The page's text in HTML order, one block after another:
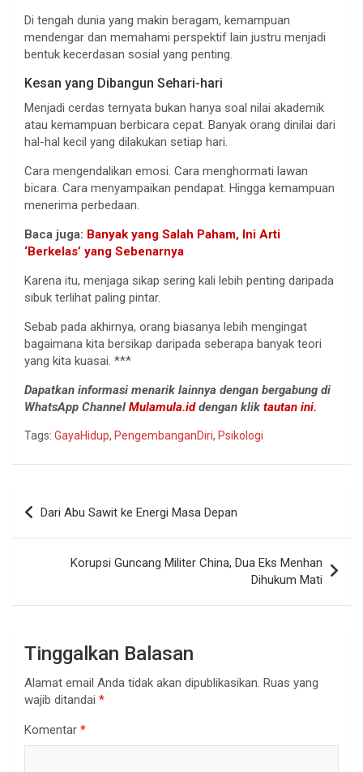
Di tengah dunia yang makin beragam, kemampuan
mendengar dan memahami perspektif lain justru menjadi
bentuk kecerdasan sosial yang penting.
Kesan yang Dibangun Sehari-hari
Menjadi cerdas ternyata bukan hanya soal nilai akademik
atau kemampuan berbicara cepat. Banyak orang dinilai dari
hal-hal kecil yang dilakukan setiap hari.
Cara mengendalikan emosi. Cara menghormati lawan
bicara. Cara menyampaikan pendapat. Hingga kemampuan
menerima perbedaan.
Baca juga: Banyak yang Salah Paham, Ini Arti
‘Berkelas’ yang Sebenarnya
Karena itu, menjaga sikap sering kali lebih penting daripada
sibuk terlihat paling pintar.
Sebab pada akhirnya, orang biasanya lebih mengingat
bagaimana kita bersikap daripada seberapa banyak teori
yang kita kuasai. ***
Dapatkan informasi menarik lainnya dengan bergabung di
WhatsApp Channel Mulamula.iddengan klik tautan ini.
Tags: GayaHidup, PengembanganDiri, Psikologi
Navigasi
pos
Dari Abu Sawit ke Energi Masa Depan
Korupsi Guncang Militer China, Dua Eks Menhan
Dihukum Mati
Tinggalkan Balasan
Alamat email Anda tidak akan dipublikasikan. Ruas yang
wajib ditandai *
Komentar *